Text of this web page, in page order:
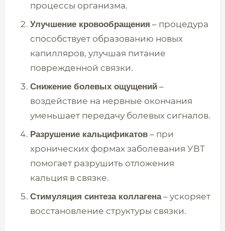
процессы организма.
Улучшение кровообращения – процедура
способствует образованию новых
капилляров, улучшая питание
поврежденной связки.
Снижение болевых ощущений –
воздействие на нервные окончания
уменьшает передачу болевых сигналов.
Разрушение кальцификатов – при
хронических формах заболевания УВТ
помогает разрушить отложения
кальция в связке.
Стимуляция синтеза коллагена– ускоряет
восстановление структуры связки.